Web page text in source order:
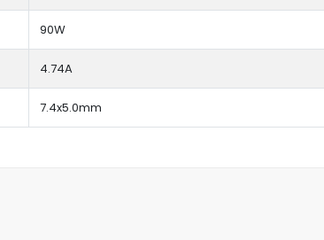
90W
4.74A
7.4x5.0mm